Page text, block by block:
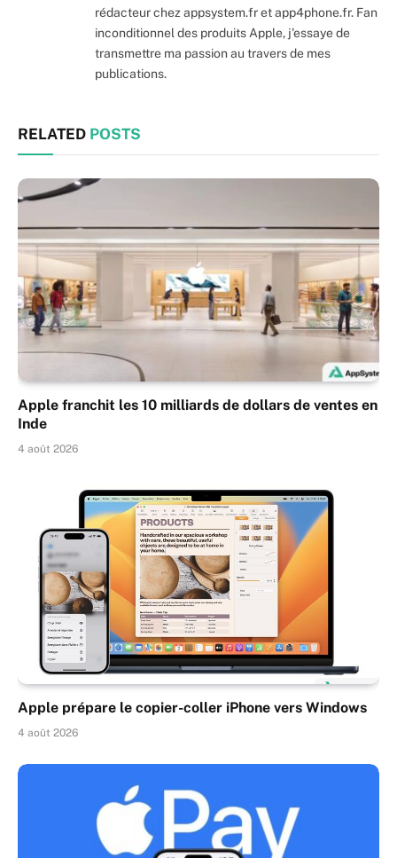
rédacteur chez appsystem.fr et app4phone.fr. Fan
inconditionnel des produits Apple, j'essaye de
transmettre ma passion au travers de mes
publications.
RELATED POSTS
Apple franchit les 10 milliards de dollars de ventes en
Inde
4 août 2026
Apple prépare le copier-coller iPhone vers Windows
4 août 2026